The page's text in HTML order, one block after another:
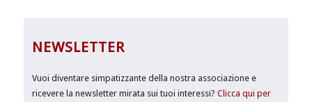
NEWSLETTER
Vuoi diventare simpatizzante della nostra associazione e
ricevere la newsletter mirata sui tuoi interessi?Clicca qui per